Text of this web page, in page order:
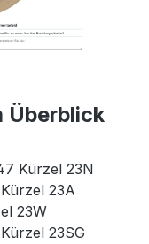
Überblick
Kürzel 23N
23A
23W
23SG